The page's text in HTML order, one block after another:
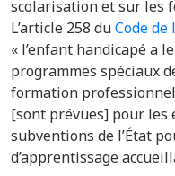
scolarisation et sur les
L’article 258 duCode de
« l’enfant handicapé a
programmes spéciaux
formation
[sont prévues] pour les
subventions de l’État
d’apprentissage